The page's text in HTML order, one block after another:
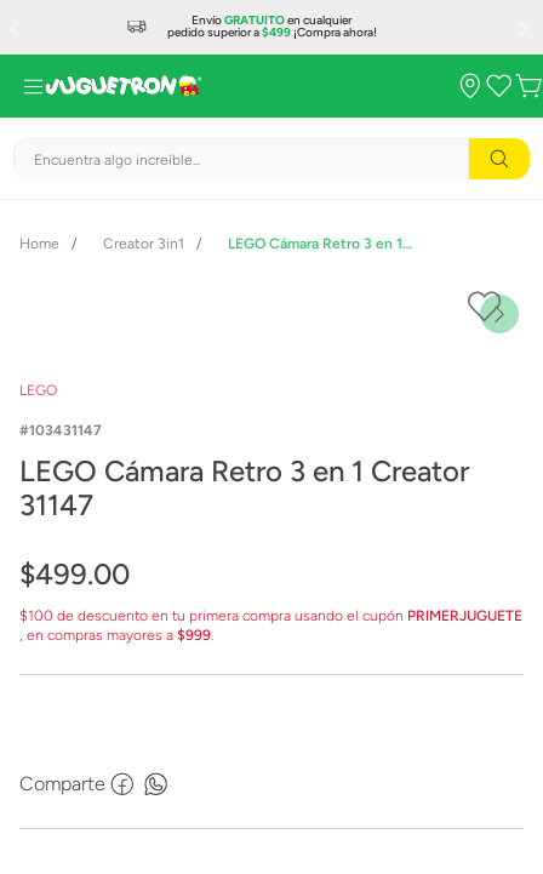
EnvíoGRATUITOen cualquier
pedido superior a$499¡Compra ahora!
Encuentra algo increíble...
Creator 3in1 LEGO Cámara Retro 3 en 1 Creator 31147
LEGO
103431147
LEGO Cámara Retro 3 en 1 Creator
31147
$499.00
$100 de descuento en tu primera compra usando el cupón PRIMERJUGUETE
, en compras mayores a $999.
Comparte